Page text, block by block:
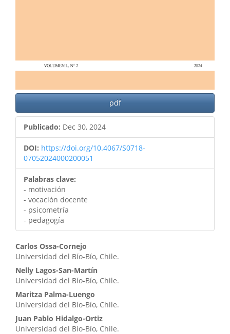
pdf
Publicado: Dec 30, 2024
DOI: https://doi.org/10.4067/S0718-
07052024000200051
Palabras clave:
- motivación
- vocación docente
- psicometría
- pedagogía
Contenido
principal
del
artículo
Carlos Ossa-Cornejo
Universidad del Bío-Bío, Chile.
Nelly Lagos-San-Martín
Universidad del Bío-Bío, Chile.
Maritza Palma-Luengo
Universidad del Bío-Bío, Chile.
Juan Pablo Hidalgo-Ortiz
Universidad del Bío-Bío, Chile.